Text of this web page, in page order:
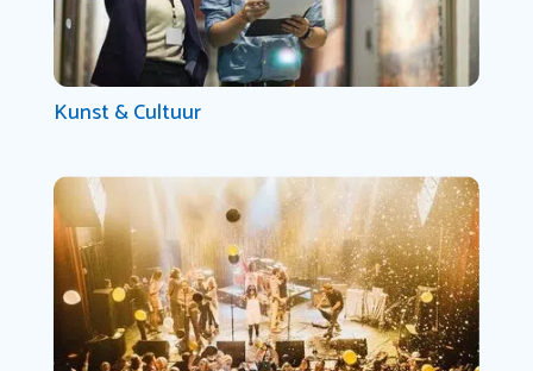
Kunst & Cultuur